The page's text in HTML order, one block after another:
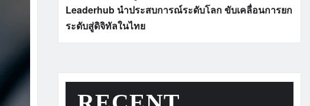
Leaderhub นำประสบการณ์ระดับโลก ขับเคลื่อนการยก
ระดับสู่ดิจิทัลในไทย